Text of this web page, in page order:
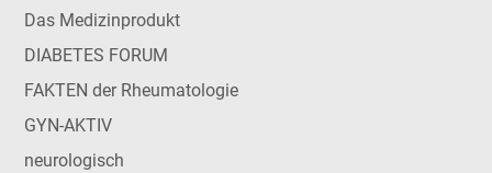
Das Medizinprodukt
DIABETES FORUM
FAKTEN der Rheumatologie
GYN-AKTIV
neurologisch